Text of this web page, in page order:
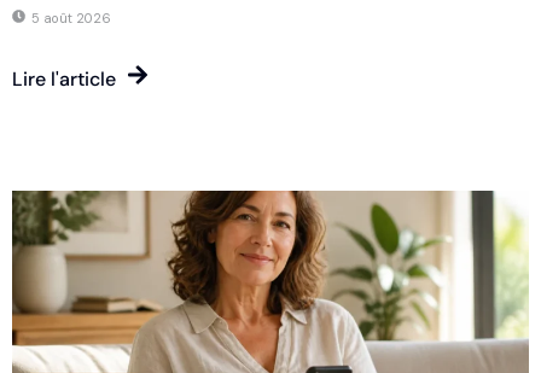
5 août 2026
Lire l'article